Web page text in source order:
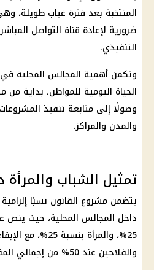
المنتخبة بعد فترة غياب طويلة،
ضرورية لإعادة قناة التواصل
التنفيذي.
وتكمن أهمية المجالس المحلية
الحياة اليومية للمواطن، بداية
وصولًا إلى متابعة تنفيذ
والمدن والمراكز.
تمثيل الشباب
يتضمن مشروع القانون نسبًا
داخل المجالس المحلية، حيث ينص
25%، والمرأة
والفلاحين عند 50% من إجمالي المقاعد.